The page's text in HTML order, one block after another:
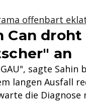
offenbart
Can
an
sagte
langen Ausfall
die Diagnose